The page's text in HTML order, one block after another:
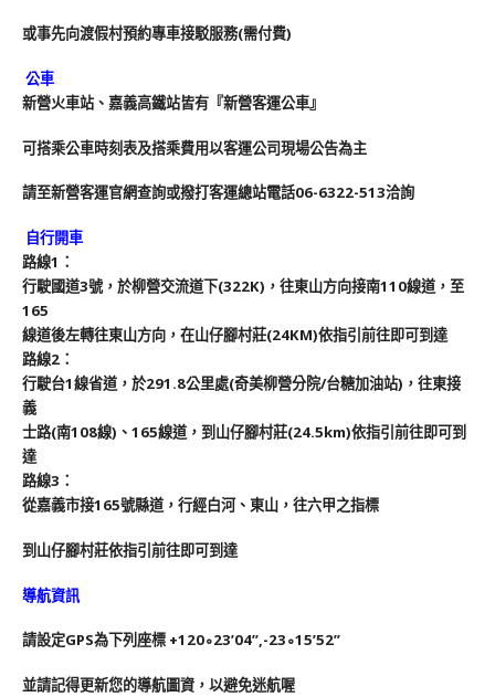
或事先向渡假村預約專車接駁服務(需付費)
公車
新營火車站、嘉義高鐵站皆有『新營客運公車』
可搭乘公車時刻表及搭乘費用以客運公司現場公告為主
請至新營客運官網查詢或撥打客運總站電話06-6322-513洽詢
自行開車
路線1：
行駛國道3號，於柳營交流道下(322K)，往東山方向接南110線道，至
165
線道後左轉往東山方向，在山仔腳村莊(24KM)依指引前往即可到達
路線2：
行駛台1線省道，於291.8公里處(奇美柳營分院/台糖加油站)，往東接
義
士路(南108線)、165線道，到山仔腳村莊(24.5km)依指引前往即可到
達
路線3：
從嘉義市接165號縣道，行經白河、東山，往六甲之指標
到山仔腳村莊依指引前往即可到達
導航資訊
請設定GPS為下列座標 +120∘23’04”,-23∘15’52”
並請記得更新您的導航圖資，以避免迷航喔